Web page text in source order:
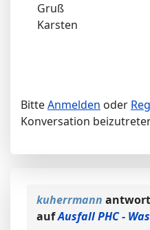
Gruß
Karsten
BitteAnmelden oder
Konversation
kuherrmann
aufAusfall PHC -